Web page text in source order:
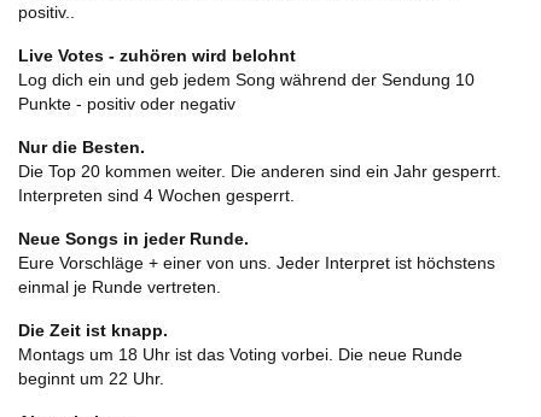
positiv..
Live Votes - zuhören wird belohnt
Log dich ein und geb jedem Song während der Sendung 10
Punkte - positiv oder negativ
Nur die Besten.
Die Top 20 kommen weiter. Die anderen sind ein Jahr gesperrt.
Interpreten sind 4 Wochen gesperrt.
Neue Songs in jeder Runde.
Eure Vorschläge + einer von uns. Jeder Interpret ist höchstens
einmal je Runde vertreten.
Die Zeit ist knapp.
Montags um 18 Uhr ist das Voting vorbei. Die neue Runde
beginnt um 22 Uhr.